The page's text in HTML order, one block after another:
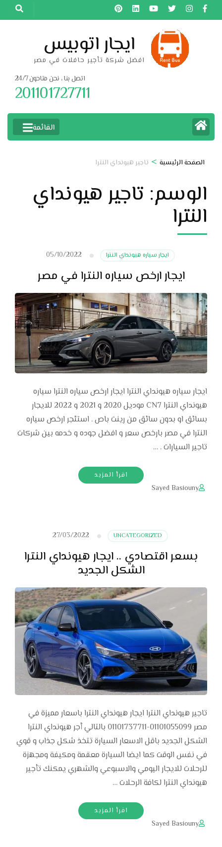
تخطى
إلى
ايجار اتوبيس
افضل شركة تأجير حافلات في مصر
اتصل بنا ، نحن متاحون 24/7
201101727711
القائمة
الصفحة الرئيسية > تاجير هيونداي النترا
الوسم: تاجير هيونداي
النترا
ايجار سياره هيونداي النترا 05/10/2022
ايجار ارخص سياره النترا في مصر
ايجار سياره هيونداي النترا ايجار ارخص سياره النترا سياره
هيونداي النترا CN7 موديل 2020 و 2021 و 2022 للايجار
بسائق او بدون سائق من رينت باص . استئجر ارخص سياره
النترا في مصر بارخص سعر و افضل جوده و خدمه بين شركات
تاجير السيارات . …
اقرأ المزيد
Sayed Basiouny
UNCATEGORIZED
27/03/2022
بسعر اقتصادي .. ايجار هيونداي النترا
الشكل الجديد
تاجير هيونداي النترا ايجار هيونداي النترا باسعار مميزة في
مصر 01101055099-01101737711 بالتالي أجر هيونداي النترا
الشكل الجديد باقل الاسعار السيارة تتخذ شكل جذاب و قوي
في نفس الوقت كما ايضا السيارة معقمة ومكيفة ومجهزة
للرحلات للايجار اليومي والاسبوعي والشهري يمكنك تأجير
هيونداي النترا لكافة الرحلات …
اقرأ المزيد
Sayed Basiouny